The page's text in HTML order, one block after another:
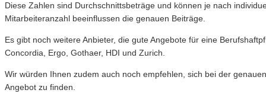
Diese Zahlen sind Durchschnittsbeträge und können je nach
Mitarbeiteranzahl beeinflussen die genauen Beiträge.
Es gibt noch weitere Anbieter, die gute Angebote für eine
Concordia, Ergo, Gothaer, HDI und Zurich.
Wir würden Ihnen zudem auch noch empfehlen, sich bei der
Angebot zu finden.